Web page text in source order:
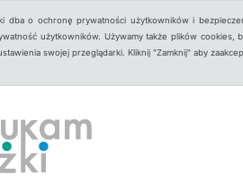
dba o ochronę prywatności użytkowników i
użytkowników. Używamy także plików cookies,
swojej przeglądarki. Kliknij "Zamknij" aby